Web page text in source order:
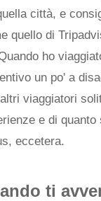
città, e
quello di
ho
un po' a
viaggiatori
e di
eccetera.
ti